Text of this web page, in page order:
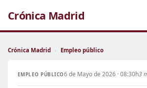
Crónica Madrid
Crónica Madrid › Empleo público
EMPLEO PÚBLICO6 de Mayo de 2026 · 08:30h3